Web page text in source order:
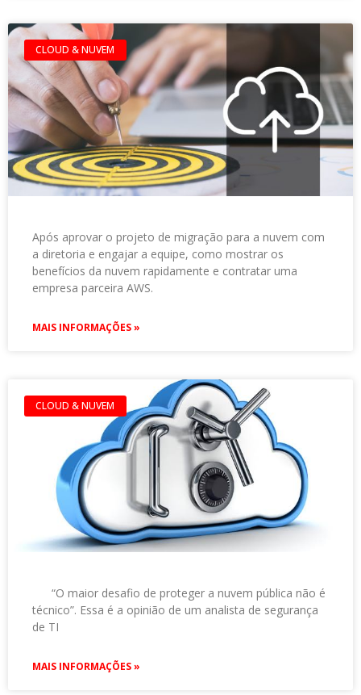
CLOUD & NUVEM
Após aprovar o projeto de migração para a nuvem com
a diretoria e engajar a equipe, como mostrar os
benefícios da nuvem rapidamente e contratar uma
empresa parceira AWS.
MAIS INFORMAÇÕES »
CLOUD & NUVEM
“O maior desafio de proteger a nuvem pública não é
técnico”. Essa é a opinião de um analista de segurança
de TI
MAIS INFORMAÇÕES »